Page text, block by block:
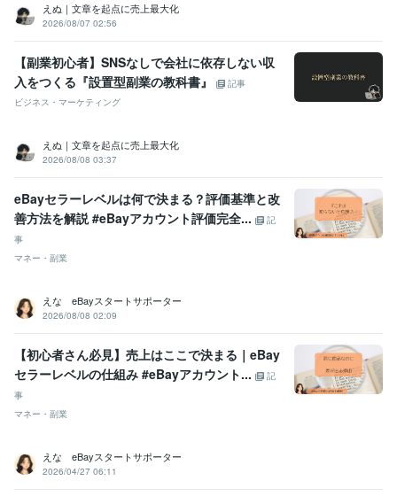
えぬ｜文章を起点に売上最大化
2026/08/07 02:56
【副業初心者】SNSなしで会社に依存しない収
入をつくる『設置型副業の教科書』
記事
ビジネス・マーケティング
えぬ｜文章を起点に売上最大化
2026/08/08 03:37
eBayセラーレベルは何で決まる？評価基準と改
善方法を解説 #eBayアカウント評価完全...
記
事
マネー・副業
えな eBayスタートサポーター
2026/08/08 02:09
【初心者さん必見】売上はここで決まる｜eBay
セラーレベルの仕組み #eBayアカウント...
記
事
マネー・副業
えな eBayスタートサポーター
2026/04/27 06:11